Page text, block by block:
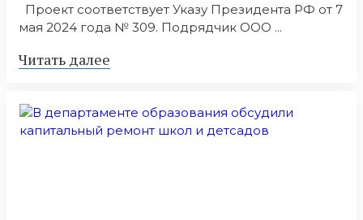
Проект соответствует Указу Президента РФ от 7
мая 2024 года № 309. Подрядчик ООО ...
Читать далее